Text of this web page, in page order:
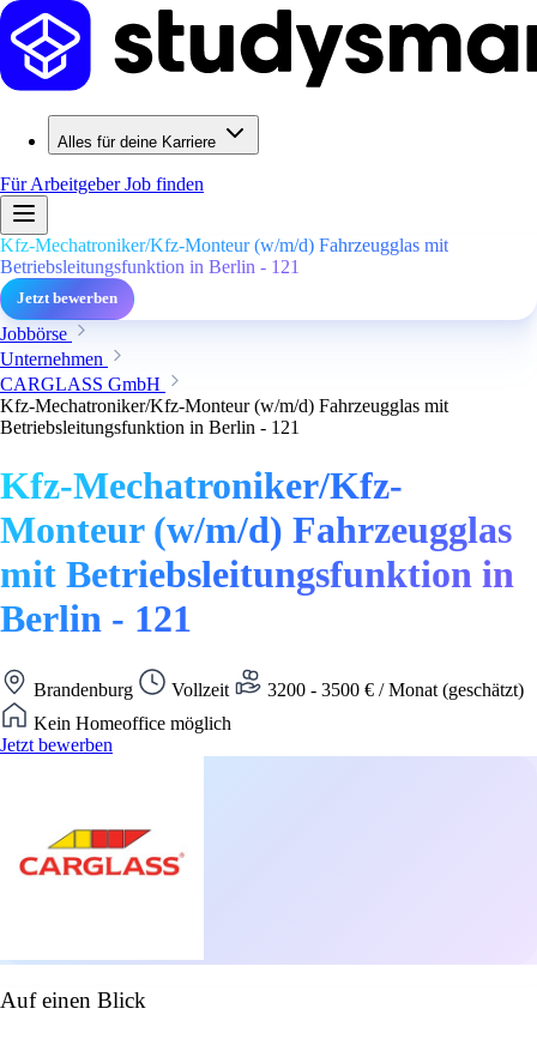
Alles für deine Karriere
Für ArbeitgeberJob finden
Kfz-Mechatroniker/Kfz-Monteur (w/m/d) Fahrzeugglas mit
Betriebsleitungsfunktion in Berlin - 121
Jetzt bewerben
Jobbörse
Unternehmen
CARGLASS GmbH
Kfz-Mechatroniker/Kfz-Monteur (w/m/d) Fahrzeugglas mit
Betriebsleitungsfunktion in Berlin - 121
Kfz-Mechatroniker/Kfz-
Monteur (w/m/d) Fahrzeugglas
mit Betriebsleitungsfunktion in
Berlin - 121
Brandenburg Vollzeit
3200 - 3500 € / Monat (geschätzt)
Kein Homeoffice möglich
Jetzt bewerben
Auf einen Blick